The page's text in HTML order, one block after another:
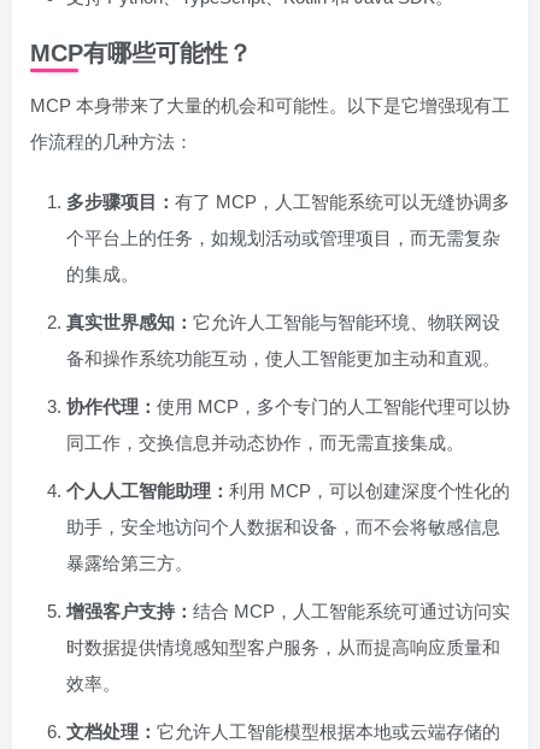
MCP有哪些可能性？
MCP 本身带来了大量的机会和可能性。以下是它增强现有工
作流程的几种方法：
多步骤项目： 有了 MCP，人工智能系统可以无缝协调多
个平台上的任务，如规划活动或管理项目，而无需复杂
的集成。
真实世界感知： 它允许人工智能与智能环境、物联网设
备和操作系统功能互动，使人工智能更加主动和直观。
协作代理： 使用 MCP，多个专门的人工智能代理可以协
同工作，交换信息并动态协作，而无需直接集成。
个人人工智能助理： 利用 MCP，可以创建深度个性化的
助手，安全地访问个人数据和设备，而不会将敏感信息
暴露给第三方。
增强客户支持： 结合 MCP，人工智能系统可通过访问实
时数据提供情境感知型客户服务，从而提高响应质量和
效率。
文档处理： 它允许人工智能模型根据本地或云端存储的